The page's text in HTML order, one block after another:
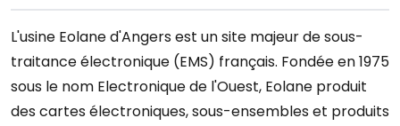
L'usine Eolane d'Angers est un site majeur de sous-
traitance électronique (EMS) français. Fondée en 1975
sous le nom Electronique de l'Ouest, Eolane produit
des cartes électroniques, sous-ensembles et produits